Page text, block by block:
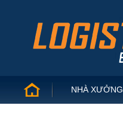
NHÀ XƯỞNG